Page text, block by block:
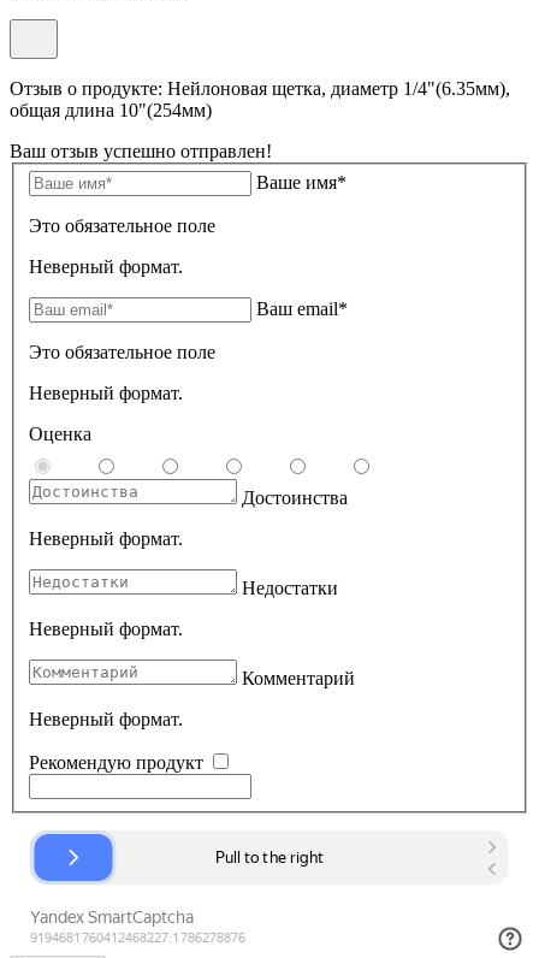
Отзыв о продукте: Нейлоновая щетка, диаметр 1/4"(6.35мм),
общая длина 10"(254мм)
Ваш отзыв успешно отправлен!
Ваше имя*
Это обязательное поле
Неверный формат.
Ваш email*
Это обязательное поле
Неверный формат.
Оценка
Достоинства
Неверный формат.
Недостатки
Неверный формат.
Комментарий
Неверный формат.
Рекомендую продукт